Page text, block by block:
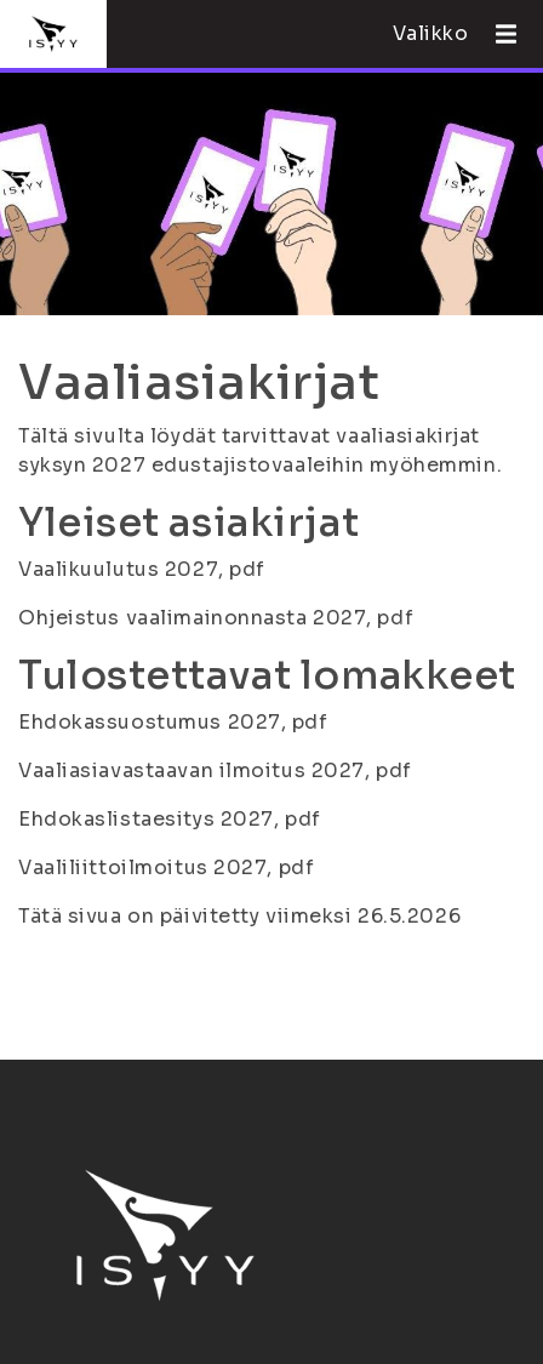
Valikko
Vaaliasiakirjat
Tältä sivulta löydät tarvittavat vaaliasiakirjat
syksyn 2027 edustajistovaaleihin myöhemmin.
Yleiset asiakirjat
Vaalikuulutus 2027, pdf
Ohjeistus vaalimainonnasta 2027, pdf
Tulostettavat lomakkeet
Ehdokassuostumus 2027, pdf
Vaaliasiavastaavan ilmoitus 2027, pdf
Ehdokaslistaesitys 2027, pdf
Vaaliliittoilmoitus 2027, pdf
Tätä sivua on päivitetty viimeksi 26.5.2026